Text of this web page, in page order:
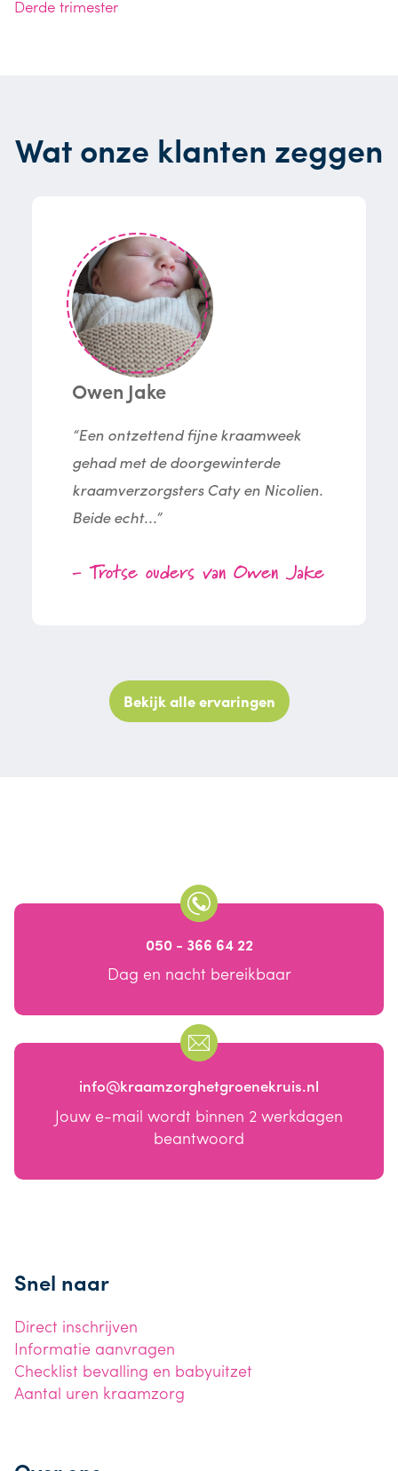
Derde trimester
Wat onze klanten zeggen
Owen Jake
“Een ontzettend fijne kraamweek
gehad met de doorgewinterde
kraamverzorgsters Caty en Nicolien.
Beide echt...”
- Trotse ouders van Owen Jake
Bekijk alle ervaringen
050 - 366 64 22
Dag en nacht bereikbaar
info@kraamzorghetgroenekruis.nl
Jouw e-mail wordt binnen 2 werkdagen
beantwoord
Snel naar
Direct inschrijven
Informatie aanvragen
Checklist bevalling en babyuitzet
Aantal uren kraamzorg